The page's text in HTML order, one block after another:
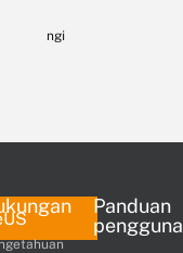
ngi
Panduan
pengguna